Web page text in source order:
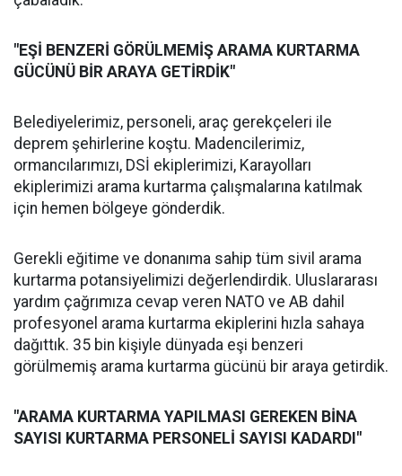
"EŞİ BENZERİ GÖRÜLMEMİŞ ARAMA KURTARMA
GÜCÜNÜ BİR ARAYA GETİRDİK"
Belediyelerimiz, personeli, araç gerekçeleri ile
deprem şehirlerine koştu. Madencilerimiz,
ormancılarımızı, DSİ ekiplerimizi, Karayolları
ekiplerimizi arama kurtarma çalışmalarına katılmak
için hemen bölgeye gönderdik.
Gerekli eğitime ve donanıma sahip tüm sivil arama
kurtarma potansiyelimizi değerlendirdik. Uluslararası
yardım çağrımıza cevap veren NATO ve AB dahil
profesyonel arama kurtarma ekiplerini hızla sahaya
dağıttık. 35 bin kişiyle dünyada eşi benzeri
görülmemiş arama kurtarma gücünü bir araya getirdik.
"ARAMA KURTARMA YAPILMASI GEREKEN BİNA
SAYISI KURTARMA PERSONELİ SAYISI KADARDI"